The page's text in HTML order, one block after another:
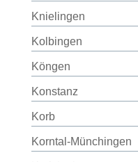
Knielingen
Kolbingen
Köngen
Konstanz
Korb
Korntal-Münchingen